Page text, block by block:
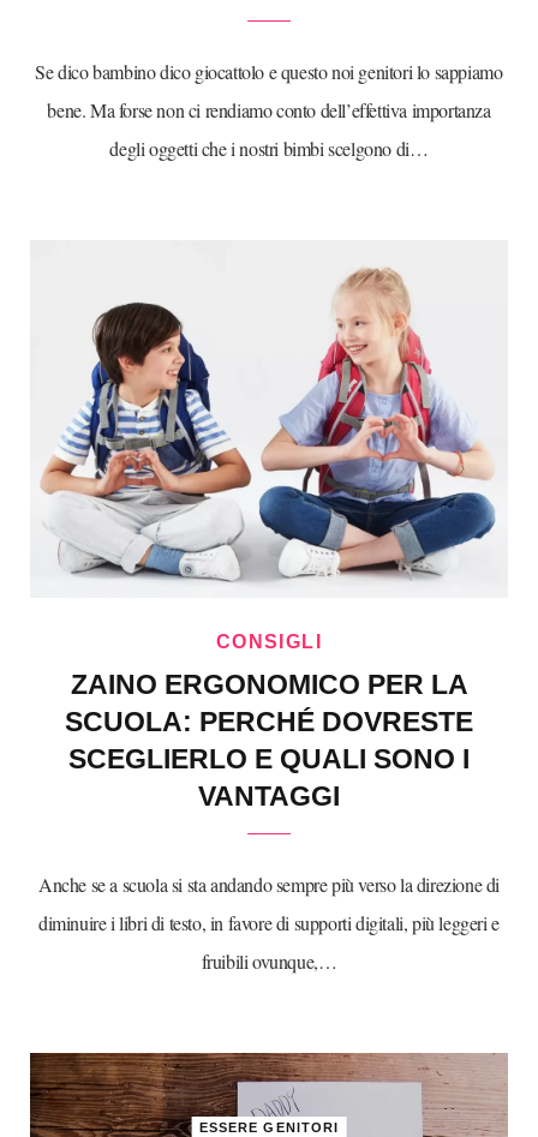
Se dico bambino dico giocattolo e questo noi genitori lo sappiamo
bene. Ma forse non ci rendiamo conto dell’effettiva importanza
degli oggetti che i nostri bimbi scelgono di…
CONSIGLI
ZAINO ERGONOMICO PER LA
SCUOLA: PERCHÉ DOVRESTE
SCEGLIERLO E QUALI SONO I
VANTAGGI
Anche se a scuola si sta andando sempre più verso la direzione di
diminuire i libri di testo, in favore di supporti digitali, più leggeri e
fruibili ovunque,…
ESSERE GENITORI